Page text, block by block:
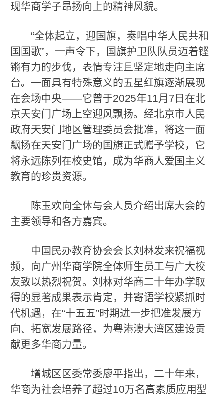
现华商学子昂扬向上的精神风貌。
“全体起立，迎国旗，奏唱中华人民共和
国国歌”，一声令下，国旗护卫队队员迈着铿
锵有力的步伐，表情专注且坚定地走向主席
台。一面具有特殊意义的五星红旗逐渐展现
在会场中央——它曾于2025年11月7日在北
京天安门广场上空迎风飘扬。经北京市人民
政府天安门地区管理委员会批准，将这一面
飘扬在天安门广场的国旗正式赠予学校，它
将永远陈列在校史馆，成为华商人爱国主义
教育的珍贵资源。
陈玉欢向全体与会人员介绍出席大会的
主要领导和各方嘉宾。
中国民办教育协会会长刘林发来祝福视
频，向广州华商学院全体师生员工与广大校
友致以热烈祝贺。刘林对华商二十年办学取
得的显著成果表示肯定，并寄语学校紧抓时
代机遇，在“十五五”时期进一步把准发展方
向、拓宽发展路径，为粤港澳大湾区建设贡
献更多华商力量。
增城区区委常委廖平指出，二十年来，
华商为社会培养了超过10万名高素质应用型